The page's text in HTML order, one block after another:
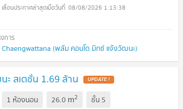
08/08/2026 1:13:38
Chaengwattana (พลัม คอนโด มิกซ์ แจ้งวัฒนะ)
สเตชั่น 1.69 ล้าน UPDATE !
1 ห้องนอน 26.0 m2 ชั้น 5